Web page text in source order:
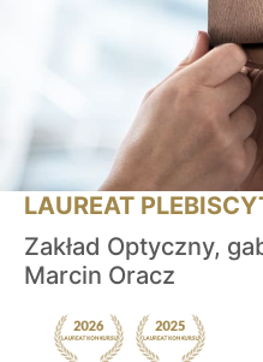
LAUREAT
Zakład Optyczny,
Marcin Oracz